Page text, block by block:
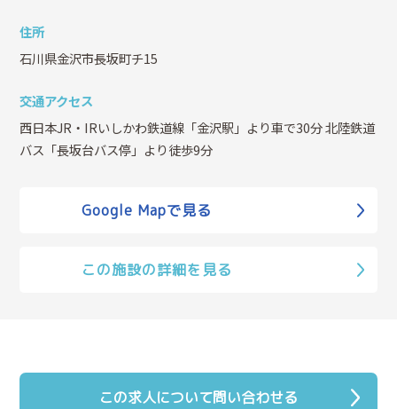
住所
石川県金沢市長坂町チ15
交通アクセス
西日本JR・IRいしかわ鉄道線「金沢駅」より車で30分 北陸鉄道
バス「長坂台バス停」より徒歩9分
Google Mapで見る
この施設の詳細を見る
この求人について問い合わせる